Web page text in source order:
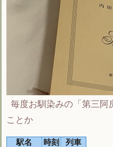
毎度お馴染みの「第三阿
ことか
駅名 時刻
列車